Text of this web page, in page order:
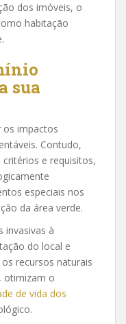
dos imóveis, o
habitação
sua
os impactos
Contudo,
e requisitos,
especiais nos
da área verde.
invasivas à
do local e
recursos naturais
otimizam o
de vida dos